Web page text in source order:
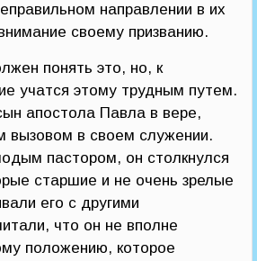
направлении в их
своему призванию.
понять это, но, к
учатся этому трудным путем.
апостола Павла в вере,
вызовом в своем служении.
пастором, он столкнулся
старшие и не очень зрелые
его с другими
что он не вполне
положению, которое